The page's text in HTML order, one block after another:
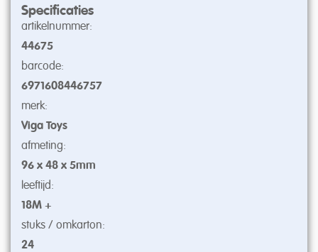
Specificaties
artikelnummer:
44675
barcode:
6971608446757
merk:
Viga Toys
afmeting:
96 x 48 x 5mm
leeftijd:
18M +
stuks / omkarton:
24